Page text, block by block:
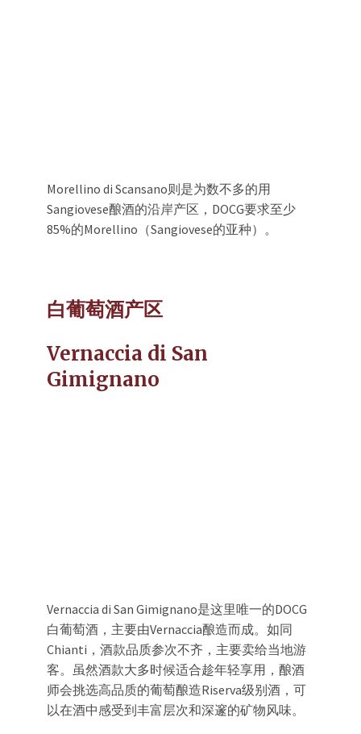
Morellino di Scansano则是为数不多的用
Sangiovese酿酒的沿岸产区，DOCG要求至少
85%的Morellino（Sangiovese的亚种）。
白葡萄酒产区
Vernaccia di San
Gimignano
Vernaccia di San Gimignano是这里唯一的DOCG
白葡萄酒，主要由Vernaccia酿造而成。如同
Chianti，酒款品质参次不齐，主要卖给当地游
客。虽然酒款大多时候适合趁年轻享用，酿酒
师会挑选高品质的葡萄酿造Riserva级别酒，可
以在酒中感受到丰富层次和深邃的矿物风味。